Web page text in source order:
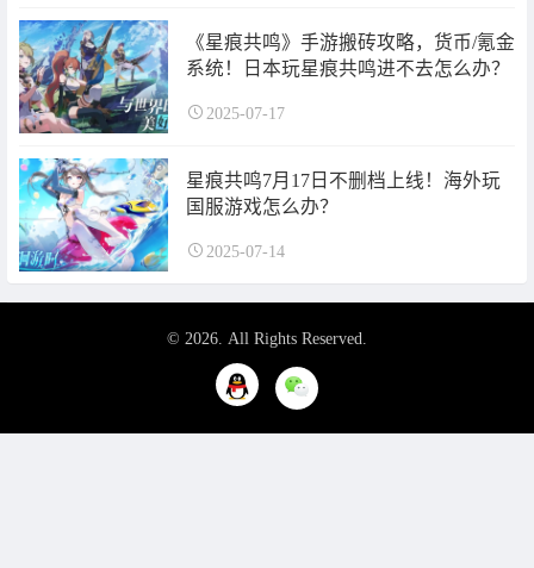
《星痕共鸣》手游搬砖攻略，货币/氪金
系统！日本玩星痕共鸣进不去怎么办？
2025-07-17
星痕共鸣7月17日不删档上线！海外玩
国服游戏怎么办？
2025-07-14
© 2026. All Rights Reserved.